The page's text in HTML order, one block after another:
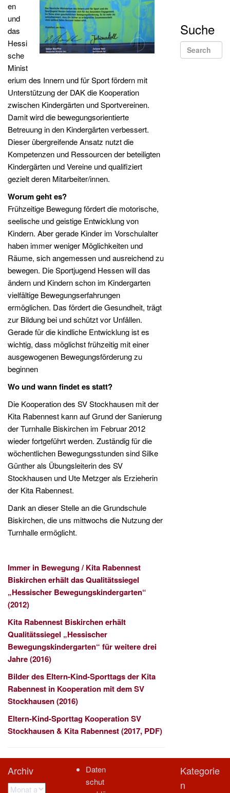
en
und
das
Hessi
sche
Minist
erium des Innern und für Sport fördern mit
Unterstützung der DAK die Kooperation
zwischen Kindergärten und Sportvereinen.
Damit wird die bewegungsorientierte
Betreuung in den Kindergärten verbessert.
Dieser übergreifende Ansatz nutzt die
Kompetenzen und Ressourcen der beteiligten
Kindergärten und Vereine und qualifiziert
gezielt deren Mitarbeiter/innen.
Worum geht es?
Frühzeitige Bewegung fördert die motorische,
seelische und geistige Entwicklung von
Kindern. Aber gerade Kinder im Vorschulalter
haben immer weniger Möglichkeiten und
Räume, sich angemessen und ausreichend zu
bewegen. Die Sportjugend Hessen will das
ändern und Kindern schon im Kindergarten
vielfältige Bewegungserfahrungen
ermöglichen. Das fördert die Gesundheit, trägt
zur Bildung bei und schützt vor Unfällen.
Gerade für die kindliche Entwicklung ist es
wichtig, dass möglichst frühzeitig mit einer
ausgewogenen Bewegungsförderung zu
beginnen
Wo und wann findet es statt?
Die Kooperation des SV Stockhausen mit der
Kita Rabennest kann auf Grund der Sanierung
der Turnhalle Biskirchen im Februar 2012
wieder fortgeführt werden. Zuständig für die
wöchentlichen Bewegungsstunden sind Silke
Günther als Übungsleiterin des SV
Stockhausen und Ute Metzger als Erzieherin
der Kita Rabennest.
Dank an dieser Stelle an die Grundschule
Biskirchen, die uns mittwochs die Nutzung der
Turnhalle ermöglicht.
Immer in Bewegung / Kita Rabennest
Biskirchen erhält das Qualitätssiegel
„Hessischer Bewegungskindergarten“
(2012)
Kita Rabennest Biskirchen erhält
Qualitätssiegel „Hessischer
Bewegungskindergarten“ für weitere drei
Jahre (2016)
Bilder des Eltern-Kind-Sporttags der Kita
Rabennest in Kooperation mit dem SV
Stockhausen (2016)
Eltern-Kind-Sporttag Kooperation SV
Stockhausen & Kita Rabennest (2017, PDF)
Suche
Search for:
Archiv
Archiv
Daten
schut
Kategorie
n